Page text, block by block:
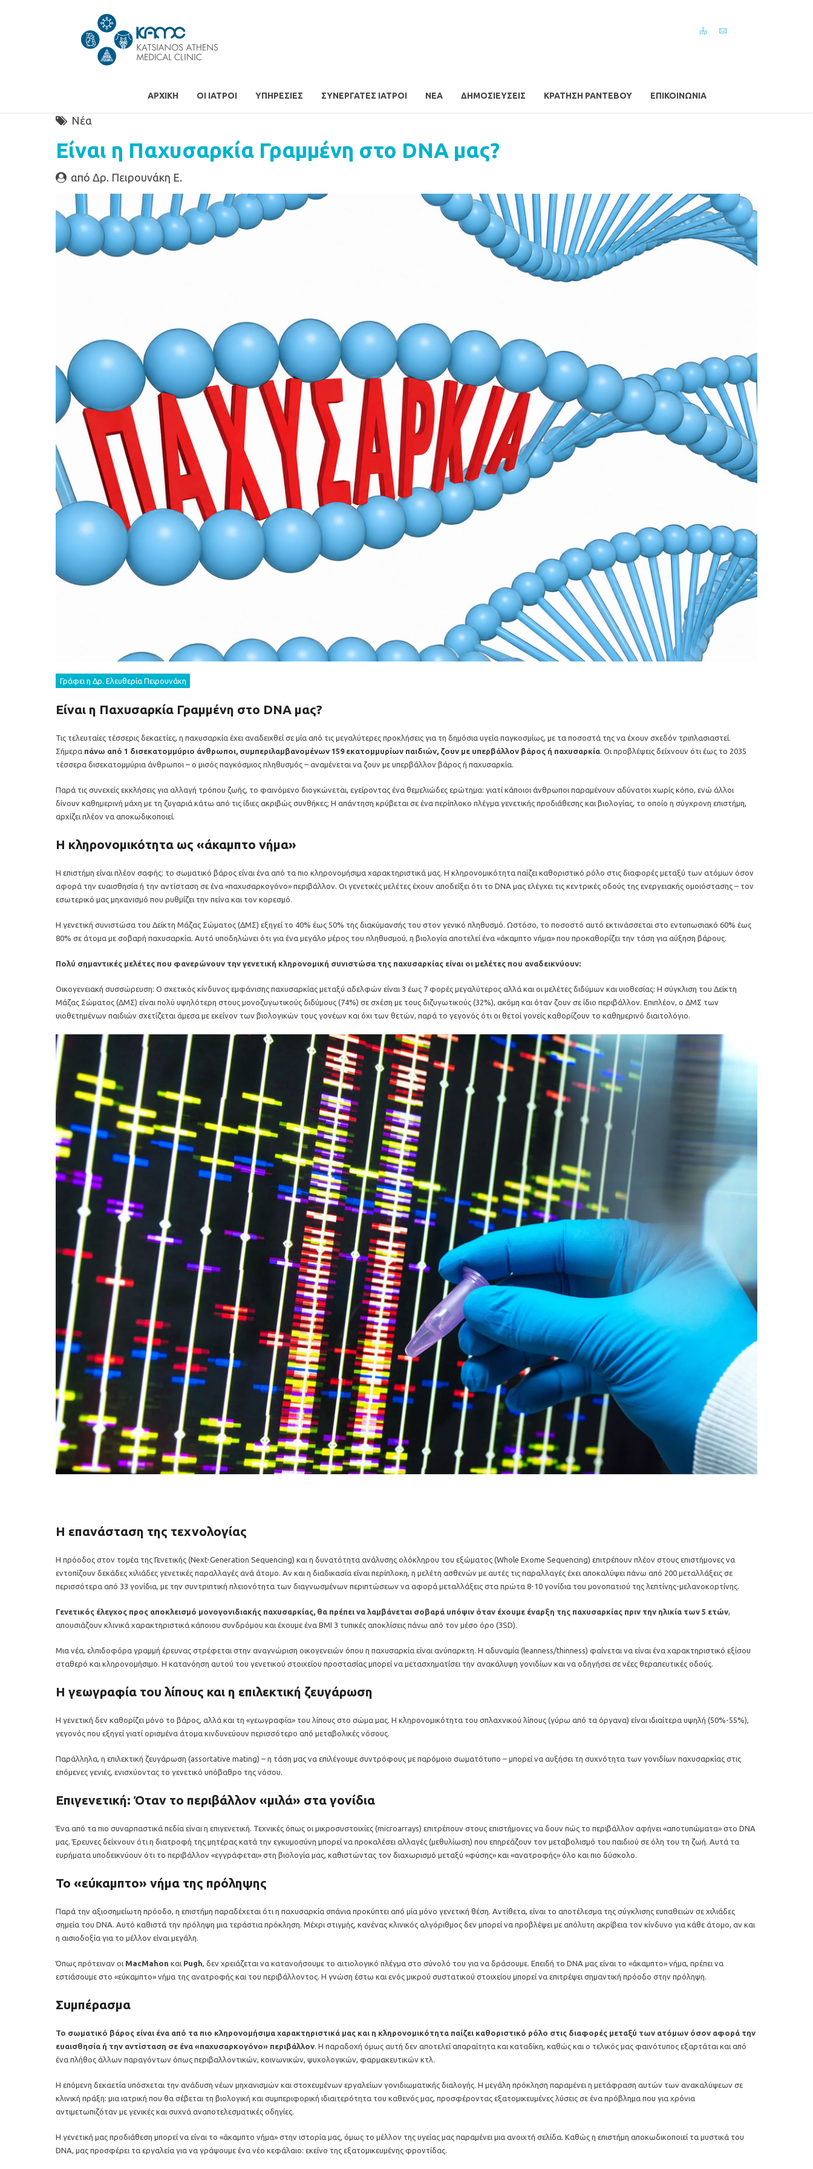
ΑΡΧΙΚΉ ΟΙ ΙΑΤΡΟΊ ΥΠΗΡΕΣΊΕΣ ΣΥΝΕΡΓΆΤΕΣ ΙΑΤΡΟΊ ΝΈΑ ΔΗΜΟΣΙΕΎΣΕΙΣ ΚΡΆΤΗΣΗ ΡΑΝΤΕΒΟΎ ΕΠΙΚΟΙΝΩΝΊΑ
Νέα
Είναι η Παχυσαρκία Γραμμένη στο DNA μας?
από Δρ. Πειρουνάκη Ε.
Γράφει η Δρ. Ελευθερία Πειρουνάκη
Είναι η Παχυσαρκία Γραμμένη στο DNA μας?
Τις τελευταίες τέσσερις δεκαετίες, η παχυσαρκία έχει αναδειχθεί σε μία από τις μεγαλύτερες προκλήσεις για τη δημόσια υγεία παγκοσμίως, με τα ποσοστά της να έχουν σχεδόν τριπλασιαστεί.
Σήμερα πάνω από 1 δισεκατομμύριο άνθρωποι, συμπεριλαμβανομένων 159 εκατομμυρίων παιδιών, ζουν με υπερβάλλον βάρος ή παχυσαρκία. Οι προβλέψεις δείχνουν ότι έως το 2035
τέσσερα δισεκατομμύρια άνθρωποι – ο μισός παγκόσμιος πληθυσμός – αναμένεται να ζουν με υπερβάλλον βάρος ή παχυσαρκία.
Παρά τις συνεχείς εκκλήσεις για αλλαγή τρόπου ζωής, το φαινόμενο διογκώνεται, εγείροντας ένα θεμελιώδες ερώτημα: γιατί κάποιοι άνθρωποι παραμένουν αδύνατοι χωρίς κόπο, ενώ άλλοι
δίνουν καθημερινή μάχη με τη ζυγαριά κάτω από τις ίδιες ακριβώς συνθήκες; Η απάντηση κρύβεται σε ένα περίπλοκο πλέγμα γενετικής προδιάθεσης και βιολογίας, το οποίο η σύγχρονη επιστήμη,
αρχίζει πλέον να αποκωδικοποιεί.
Η κληρονομικότητα ως «άκαμπτο νήμα»
Η επιστήμη είναι πλέον σαφής: το σωματικό βάρος είναι ένα από τα πιο κληρονομήσιμα χαρακτηριστικά μας. Η κληρονομικότητα παίζει καθοριστικό ρόλο στις διαφορές μεταξύ των ατόμων όσον
αφορά την ευαισθησία ή την αντίσταση σε ένα «παχυσαρκογόνο» περιβάλλον. Οι γενετικές μελέτες έχουν αποδείξει ότι το DNA μας ελέγχει τις κεντρικές οδούς της ενεργειακής ομοιόστασης – τον
εσωτερικό μας μηχανισμό που ρυθμίζει την πείνα και τον κορεσμό.
Η γενετική συνιστώσα του Δείκτη Μάζας Σώματος (ΔΜΣ) εξηγεί το 40% έως 50% της διακύμανσής του στον γενικό πληθυσμό. Ωστόσο, το ποσοστό αυτό εκτινάσσεται στο εντυπωσιακό 60% έως
80% σε άτομα με σοβαρή παχυσαρκία. Αυτό υποδηλώνει ότι για ένα μεγάλο μέρος του πληθυσμού, η βιολογία αποτελεί ένα «άκαμπτο νήμα» που προκαθορίζει την τάση για αύξηση βάρους.
Πολύ σημαντικές μελέτες που φανερώνουν την γενετική κληρονομική συνιστώσα της παχυσαρκίας είναι οι μελέτες που αναδεικνύουν:
Οικογενειακή συσσώρευση: Ο σχετικός κίνδυνος εμφάνισης παχυσαρκίας μεταξύ αδελφών είναι 3 έως 7 φορές μεγαλύτερος αλλά και οι μελέτες διδύμων και υιοθεσίας: Η σύγκλιση του Δείκτη
Μάζας Σώματος (ΔΜΣ) είναι πολύ υψηλότερη στους μονοζυγωτικούς διδύμους (74%) σε σχέση με τους διζυγωτικούς (32%), ακόμη και όταν ζουν σε ίδιο περιβάλλον. Επιπλέον, ο ΔΜΣ των
υιοθετημένων παιδιών σχετίζεται άμεσα με εκείνον των βιολογικών τους γονέων και όχι των θετών, παρά το γεγονός ότι οι θετοί γονείς καθορίζουν το καθημερινό διαιτολόγιο.
Η επανάσταση της τεχνολογίας
Η πρόοδος στον τομέα της Γενετικής (Next-Generation Sequencing) και η δυνατότητα ανάλυσης ολόκληρου του εξώματος (Whole Exome Sequencing) επιτρέπουν πλέον στους επιστήμονες να
εντοπίζουν δεκάδες χιλιάδες γενετικές παραλλαγές ανά άτομο. Αν και η διαδικασία είναι περίπλοκη, η μελέτη ασθενών με αυτές τις παραλλαγές έχει αποκαλύψει πάνω από 200 μεταλλάξεις σε
περισσότερα από 33 γονίδια, με την συντριπτική πλειονότητα των διαγνωσμένων περιπτώσεων να αφορά μεταλλάξεις στα πρώτα 8-10 γονίδια του μονοπατιού της λεπτίνης-μελανοκορτίνης.
Γενετικός έλεγχος προς αποκλεισμό μονογονιδιακής παχυσαρκίας, θα πρέπει να λαμβάνεται σοβαρά υπόψιν όταν έχουμε έναρξη της παχυσαρκίας πριν την ηλικία των 5 ετών
απουσιάζουν κλινικά χαρακτηριστικά κάποιου συνδρόμου και έχουμε ένα BMI 3 τυπικές αποκλίσεις πάνω από τον μέσο όρο (3SD).
Μια νέα, ελπιδοφόρα γραμμή έρευνας στρέφεται στην αναγνώριση οικογενειών όπου η παχυσαρκία είναι ανύπαρκτη. Η αδυναμία (leanness/thinness) φαίνεται να είναι ένα χαρακτηριστικό εξίσου
σταθερό και κληρονομήσιμο. Η κατανόηση αυτού του γενετικού στοιχείου προστασίας μπορεί να μετασχηματίσει την ανακάλυψη γονιδίων και να οδηγήσει σε νέες θεραπευτικές οδούς.
Η γεωγραφία του λίπους και η επιλεκτική ζευγάρωση
Η γενετική δεν καθορίζει μόνο το βάρος, αλλά και τη «γεωγραφία» του λίπους στο σώμα μας. Η κληρονομικότητα του σπλαχνικού λίπους (γύρω από τα όργανα) είναι ιδιαίτερα υψηλή (50%-55%),
γεγονός που εξηγεί γιατί ορισμένα άτομα κινδυνεύουν περισσότερο από μεταβολικές νόσους.
Παράλληλα, η επιλεκτική ζευγάρωση (assortative mating) – η τάση μας να επιλέγουμε συντρόφους με παρόμοιο σωματότυπο – μπορεί να αυξήσει τη συχνότητα των γονιδίων παχυσαρκίας στις
επόμενες γενιές, ενισχύοντας το γενετικό υπόβαθρο της νόσου.
Επιγενετική: Όταν το περιβάλλον «μιλά» στα γονίδια
Ένα από τα πιο συναρπαστικά πεδία είναι η επιγενετική. Τεχνικές όπως οι μικροσυστοιχίες (microarrays) επιτρέπουν στους επιστήμονες να δουν πώς το περιβάλλον αφήνει «αποτυπώματα» στο DNA
μας. Έρευνες δείχνουν ότι η διατροφή της μητέρας κατά την εγκυμοσύνη μπορεί να προκαλέσει αλλαγές (μεθυλίωση) που επηρεάζουν τον μεταβολισμό του παιδιού σε όλη του τη ζωή. Αυτά τα
ευρήματα υποδεικνύουν ότι το περιβάλλον «εγγράφεται» στη βιολογία μας, καθιστώντας τον διαχωρισμό μεταξύ «φύσης» και «ανατροφής» όλο και πιο δύσκολο.
Το «εύκαμπτο» νήμα της πρόληψης
Παρά την αξιοσημείωτη πρόοδο, η επιστήμη παραδέχεται ότι η παχυσαρκία σπάνια προκύπτει από μία μόνο γενετική θέση. Αντίθετα, είναι το αποτέλεσμα της σύγκλισης ευπαθειών σε χιλιάδες
σημεία του DNA. Αυτό καθιστά την πρόληψη μια τεράστια πρόκληση. Μέχρι στιγμής, κανένας κλινικός αλγόριθμος δεν μπορεί να προβλέψει με απόλυτη ακρίβεια τον κίνδυνο για κάθε άτομο, αν και
η αισιοδοξία για το μέλλον είναι μεγάλη.
Όπως πρότειναν οι MacMahon και Pugh , δεν χρειάζεται να κατανοήσουμε το αιτιολογικό πλέγμα στο σύνολό του για να δράσουμε. Επειδή το DNA μας είναι το «άκαμπτο» νήμα, πρέπει να
εστιάσουμε στο «εύκαμπτο» νήμα της ανατροφής και του περιβάλλοντος. Η γνώση έστω και ενός μικρού συστατικού στοιχείου μπορεί να επιτρέψει σημαντική πρόοδο στην πρόληψη.
Συμπέρασμα
Το σωματικό βάρος είναι ένα από τα πιο κληρονομήσιμα χαρακτηριστικά μας και η κληρονομικότητα παίζει καθοριστικό ρόλο στις διαφορές μεταξύ των ατόμων όσον αφορά την
ευαισθησία ή την αντίσταση σε ένα «παχυσαρκογόνο» περιβάλλον . Η παραδοχή όμως αυτή δεν αποτελεί απαραίτητα και καταδίκη, καθώς και ο τελικός μας φαινότυπος εξαρτάται και από
ένα πλήθος άλλων παραγόντων όπως περιβαλλοντικών, κοινωνικών, ψυχολογικών, φαρμακευτικών κτλ.
Η επόμενη δεκαετία υπόσχεται την ανάδυση νέων μηχανισμών και στοχευμένων εργαλείων γονιδιωματικής διαλογής. Η μεγάλη πρόκληση παραμένει η μετάφραση αυτών των ανακαλύψεων σε
κλινική πράξη: μια ιατρική που θα σέβεται τη βιολογική και συμπεριφορική ιδιαιτερότητα του καθενός μας, προσφέροντας εξατομικευμένες λύσεις σε ένα πρόβλημα που για χρόνια
αντιμετωπιζόταν με γενικές και συχνά αναποτελεσματικές οδηγίες.
Η γενετική μας προδιάθεση μπορεί να είναι το «άκαμπτο νήμα» στην ιστορία μας, όμως το μέλλον της υγείας μας παραμένει μια ανοιχτή σελίδα. Καθώς η επιστήμη αποκωδικοποιεί τα μυστικά του
DNA, μας προσφέρει τα εργαλεία για να γράψουμε ένα νέο κεφάλαιο: εκείνο της εξατομικευμένης φροντίδας.